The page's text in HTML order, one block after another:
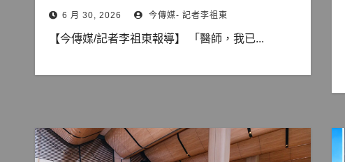
6 月 30, 2026 今傳媒- 記者李祖東
【今傳媒/記者李祖東報導】 「醫師，我已...